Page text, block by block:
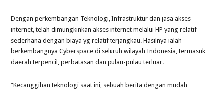
Dengan perkembangan Teknologi, Infrastruktur dan jasa akses
internet, telah dimungkinkan akses internet melalui HP yang relatif
sederhana dengan biaya yg relatif terjangkau. Hasilnya ialah
berkembangnya Cyberspace di seluruh wilayah Indonesia, termasuk
daerah terpencil, perbatasan dan pulau-pulau terluar.
“Kecanggihan teknologi saat ini, sebuah berita dengan mudah